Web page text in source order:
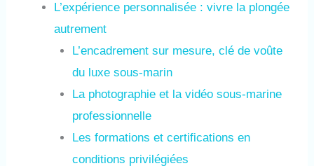
L’expérience personnalisée : vivre la plongée
autrement
L’encadrement sur mesure, clé de voûte
du luxe sous-marin
La photographie et la vidéo sous-marine
professionnelle
Les formations et certifications en
conditions privilégiées